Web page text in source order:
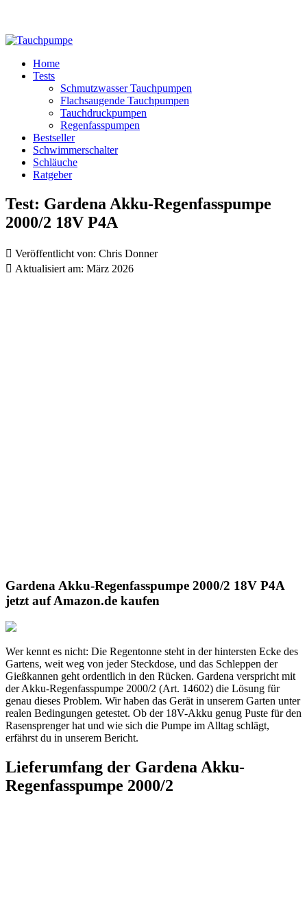
Home
Tests
Schmutzwasser Tauchpumpen
Flachsaugende Tauchpumpen
Tauchdruckpumpen
Regenfasspumpen
Bestseller
Schwimmerschalter
Schläuche
Ratgeber
Test: Gardena Akku-Regenfasspumpe
2000/2 18V P4A
 Veröffentlicht von: Chris Donner
 Aktualisiert am: März 2026
Gardena Akku-Regenfasspumpe 2000/2 18V P4A
jetzt auf Amazon.de kaufen
Wer kennt es nicht: Die Regentonne steht in der hintersten Ecke des
Gartens, weit weg von jeder Steckdose, und das Schleppen der
Gießkannen geht ordentlich in den Rücken. Gardena verspricht mit
der Akku-Regenfasspumpe 2000/2 (Art. 14602) die Lösung für
genau dieses Problem. Wir haben das Gerät in unserem Garten unter
realen Bedingungen getestet. Ob der 18V-Akku genug Puste für den
Rasensprenger hat und wie sich die Pumpe im Alltag schlägt,
erfährst du in unserem Bericht.
Lieferumfang der Gardena Akku-
Regenfasspumpe 2000/2